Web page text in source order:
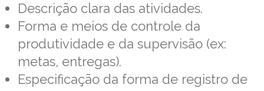
Descrição clara das atividades.
Forma e meios de controle da
produtividade e da supervisão (ex:
metas, entregas).
Especificação da forma de registro de